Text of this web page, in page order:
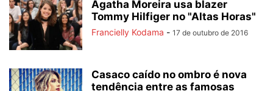
Agatha Moreira usa blazer
Tommy Hilfiger no "Altas Horas"
Francielly Kodama - 17 de outubro de 2016
Casaco caído no ombro é nova
tendência entre as famosas